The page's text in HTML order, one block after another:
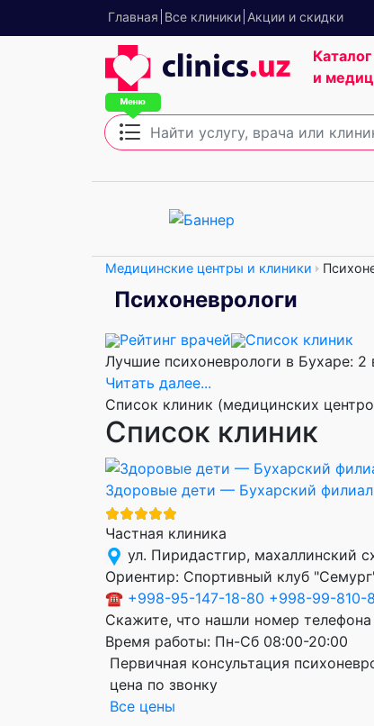
Главная Все клиники Акции и скидки
и
Медицинские центры и клиники
Психоневрологи
Рейтинг врачей
Список клиник
Лучшие психоневрологи в Бухаре: 2
Читать далее...
Список клиник (медицинских
Список клиник
Здоровые дети — Бухарский филиал
Частная клиника
ул. Пиридастгир, махаллинский
Ориентир: Спортивный клуб
☎ +998-95-147-18-80 +998-99-810-
Скажите, что нашли номер телефона
Время работы: Пн-Сб 08:00-20:00
Первичная консультация
цена по звонку
Все цены